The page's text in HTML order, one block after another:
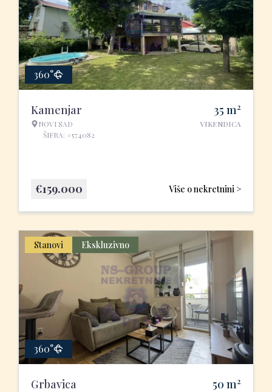
360°
Kamenjar
NOVI SAD
ŠIFRA: #574082
35 m2
VIKENDICA
Više o nekretnini >
€159.000
Stanovi Ekskluzivno
360°
Grbavica 50 m2